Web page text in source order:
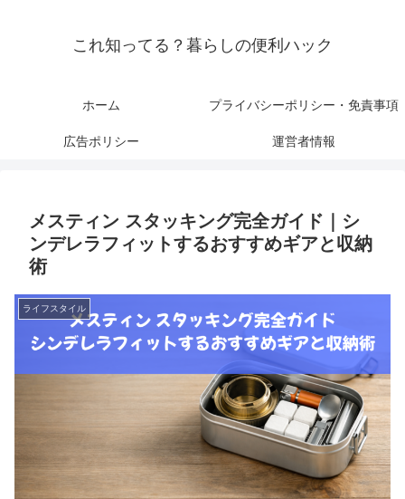
これ知ってる？暮らしの便利ハック
ホーム プライバシーポリシー・免責事項
広告ポリシー 運営者情報
メスティン スタッキング完全ガイド｜シ
ンデレラフィットするおすすめギアと収納
術
ライフスタイル